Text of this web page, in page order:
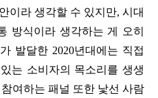
이라 생각할 수 있지만, 시대
방식이라 생각하는 게 오히
발달한 2020년대에는 직접
는 소비자의 목소리를 생생
여하는 패널 또한 낯선 사람